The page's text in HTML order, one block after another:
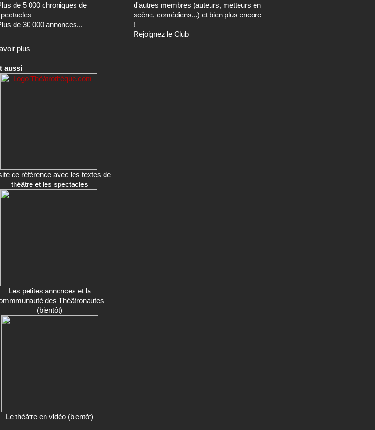
de 5 000 chroniques de
de 30 000 annonces...
plus
aussi
de référence avec les textes de
théâtre et les spectacles
Les petites annonces et la
des Théâtronautes
(bientôt)
Le théâtre en vidéo (bientôt)
d'autres membres (auteurs, metteurs en
scène, comédiens...) et bien plus encore
!
Rejoignez le Club